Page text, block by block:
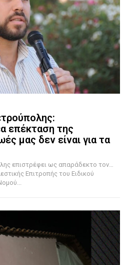
επέκταση της
μας δεν είναι για τα
επιστρέφει ως απαράδεκτο τον…
Επιτροπής του Ειδικού